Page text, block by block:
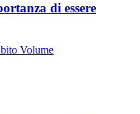
di essere